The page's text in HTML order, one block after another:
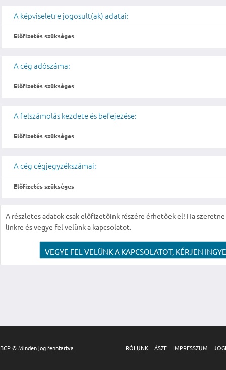
A képviseletre jogosult(ak) adatai:
Előfizetés szükséges
A cég adószáma:
Előfizetés szükséges
A felszámolás kezdete és befejezése:
Előfizetés szükséges
A cég cégjegyzékszámai:
Előfizetés szükséges
A részletes adatok csak előfizetőink részére érhetőek el! Ha
linkre és vegye fel velünk a kapcsolatot.
VEGYE FEL VELÜNK A KAPCSOLATOT, KÉRJEN
BCP © Minden jog fenntartva. RÓLUNK ÁSZF IMPRESSZUM